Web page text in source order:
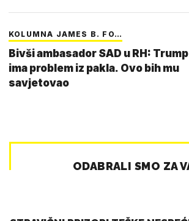
KOLUMNA JAMES B. FO…
Bivši ambasador SAD u RH: Trump
ima problem iz pakla. Ovo bih mu
savjetovao